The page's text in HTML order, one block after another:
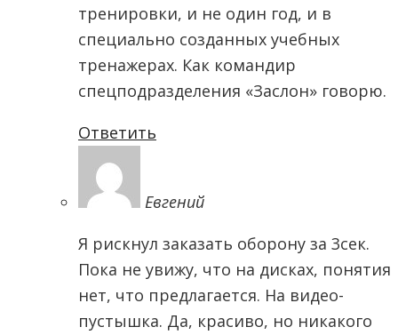
тренировки, и не один год, и в
специально созданных учебных
тренажерах. Как командир
спецподразделения «Заслон» говорю.
Ответить
Евгений
Я рискнул заказать оборону за 3сек.
Пока не увижу, что на дисках, понятия
нет, что предлагается. На видео-
пустышка. Да, красиво, но никакого